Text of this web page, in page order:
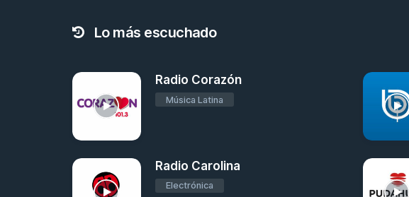
Lo más escuchado
Radio Corazón
Música Latina
Radio Carolina
Electrónica